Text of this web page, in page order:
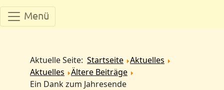
Menü
Aktuelle Seite: Startseite Aktuelles
Aktuelles
Ältere Beiträge
Ein Dank zum Jahresende